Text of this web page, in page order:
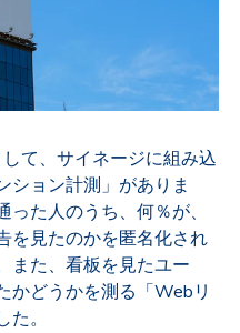
て、サイネージに組み込
ション計測」がありま
た人のうち、何％が、
を見たのかを匿名化され
また、看板を見たユー
かどうかを測る「Webリ
。